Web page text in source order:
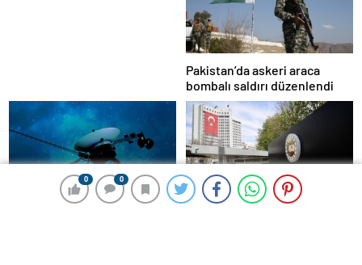
0 0
0 0
Pakistan’da askeri araca
bombalı saldırı düzenlendi